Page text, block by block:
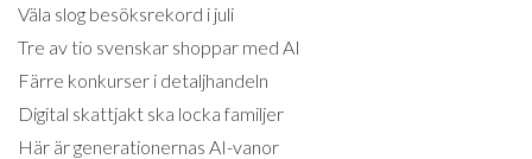
Väla slog besöksrekord i juli
Tre av tio svenskar shoppar med AI
Färre konkurser i detaljhandeln
Digital skattjakt ska locka familjer
Här är generationernas AI-vanor